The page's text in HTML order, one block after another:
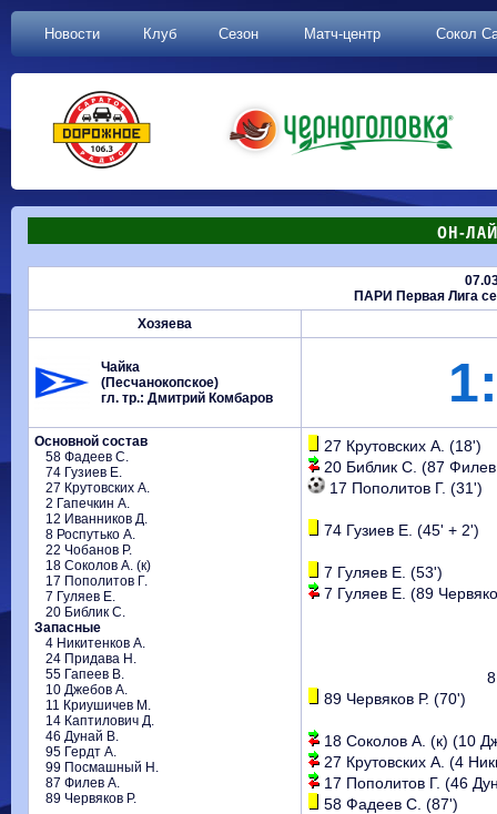
Новости Клуб Сезон Матч-центр Сокол
ОН-
ПАРИ Первая Лига
Хозяева
Чайка
(Песчанокопское)
гл. тр.: Дмитрий Комбаров
Основной состав
58 Фадеев С.
74 Гузиев Е.
27 Крутовских А.
2 Гапечкин А.
12 Иванников Д.
8 Роспутько А.
22 Чобанов Р.
18 Соколов А. (к)
17 Пополитов Г.
7 Гуляев Е.
20 Библик С.
Запасные
4 Никитенков А.
24 Придава Н.
55 Гапеев В.
10 Джебов А.
11 Криушичев М.
14 Каптилович Д.
46 Дунай В.
95 Гердт А.
99 Посмашный Н.
87 Филев А.
89 Червяков Р.
27 Крутовских А. (18')
20 Библик С. (87
17 Пополитов Г. (31')
74 Гузиев Е. (45' + 2')
7 Гуляев Е. (53')
7 Гуляев Е. (89
89 Червяков Р. (70')
18 Соколов А. (к) (10
27 Крутовских А. (4
17 Пополитов Г. (46
58 Фадеев С. (87')